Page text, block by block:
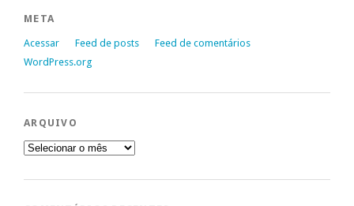
META
Acessar Feed de posts
Feed de comentários
WordPress.org
ARQUIVO
Arquivo